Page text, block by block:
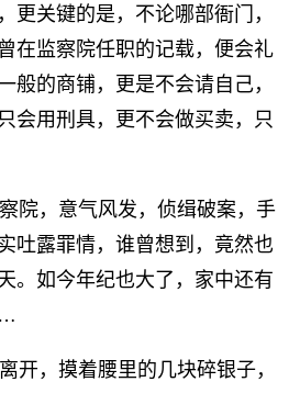
更关键的是，不论哪部衙门，
在监察院任职的记载，便会礼
般的商铺，更是不会请自己，
会用刑具，更不会做买卖，只
院，意气风发，侦缉破案，手
吐露罪情，谁曾想到，竟然也
。如今年纪也大了，家中还有
，摸着腰里的几块碎银子，